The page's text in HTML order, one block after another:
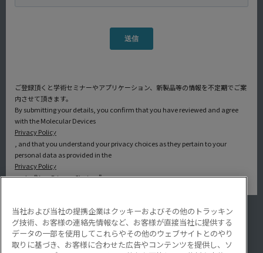
ご登録頂くと学術セミナーやアプリケーション、新製品等の情報を不定期でご案
内させて頂きます。
By submitting your details, you confirm that you have reviewed and agree
with the Molecular Devices
Privacy Policy
, and that you understand your privacy choices as they pertain to your
personal data as provided in the
Privacy Policy
under “Your Privacy Choices”.
アプリケーション
サービス・サポート
導入事例
Lab Note
当社および当社の提携企業はクッキーおよびその他のトラッキン
グ技術、お客様の連絡先情報など、お客様が直接当社に提供する
データの一部を使用してこれらやその他のウェブサイトとのやり
取りに基づき、お客様に合わせた広告やコンテンツを提供し、ソ